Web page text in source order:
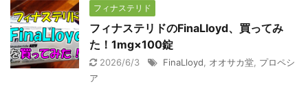
フィナステリド
フィナステリドのFinaLloyd、買ってみ
た！1mg×100錠
2026/6/3 FinaLloyd オオサカ堂 プロペシ
ア